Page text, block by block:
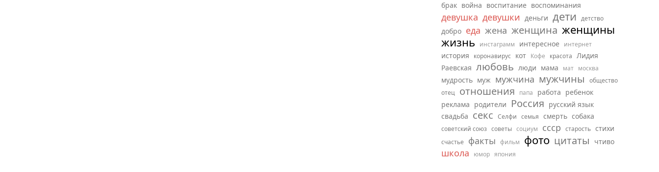
брак война воспитание воспоминания
девушка девушки деньги дети детство
добро еда жена женщина женщины
жизнь
инстаграмм интересное интернет
история коронавирус кот Кофе красота Лидия
Раевская любовь люди мама мат москва
мудрость муж мужчина мужчины
общество
отец отношения папа работа ребенок
реклама родители Россия русский язык
свадьба секс Селфи семья смерть собака
советский союз советы социум ссср старость стихи
счастье факты фильм фото цитаты чтиво
школа юмор япония